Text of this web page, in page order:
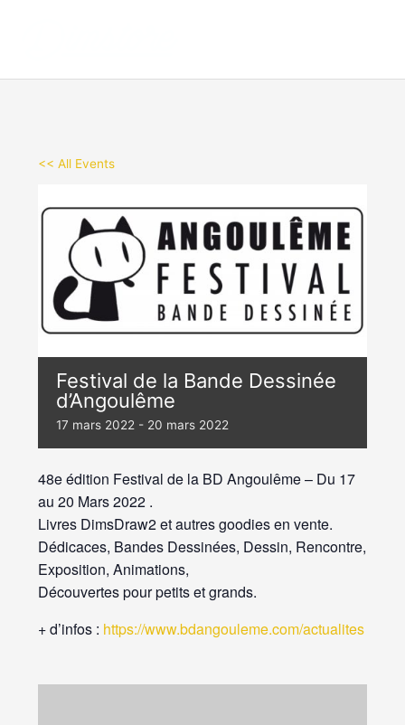
<< All Events
Festival de la Bande Dessinée
d’Angoulême
17 mars 2022 - 20 mars 2022
48e édition Festival de la BD Angoulême – Du 17
au 20 Mars 2022 .
Livres DimsDraw2 et autres goodies en vente.
Dédicaces, Bandes Dessinées, Dessin, Rencontre,
Exposition, Animations,
Découvertes pour petits et grands.
+ d’infos : https://www.bdangouleme.com/actualites